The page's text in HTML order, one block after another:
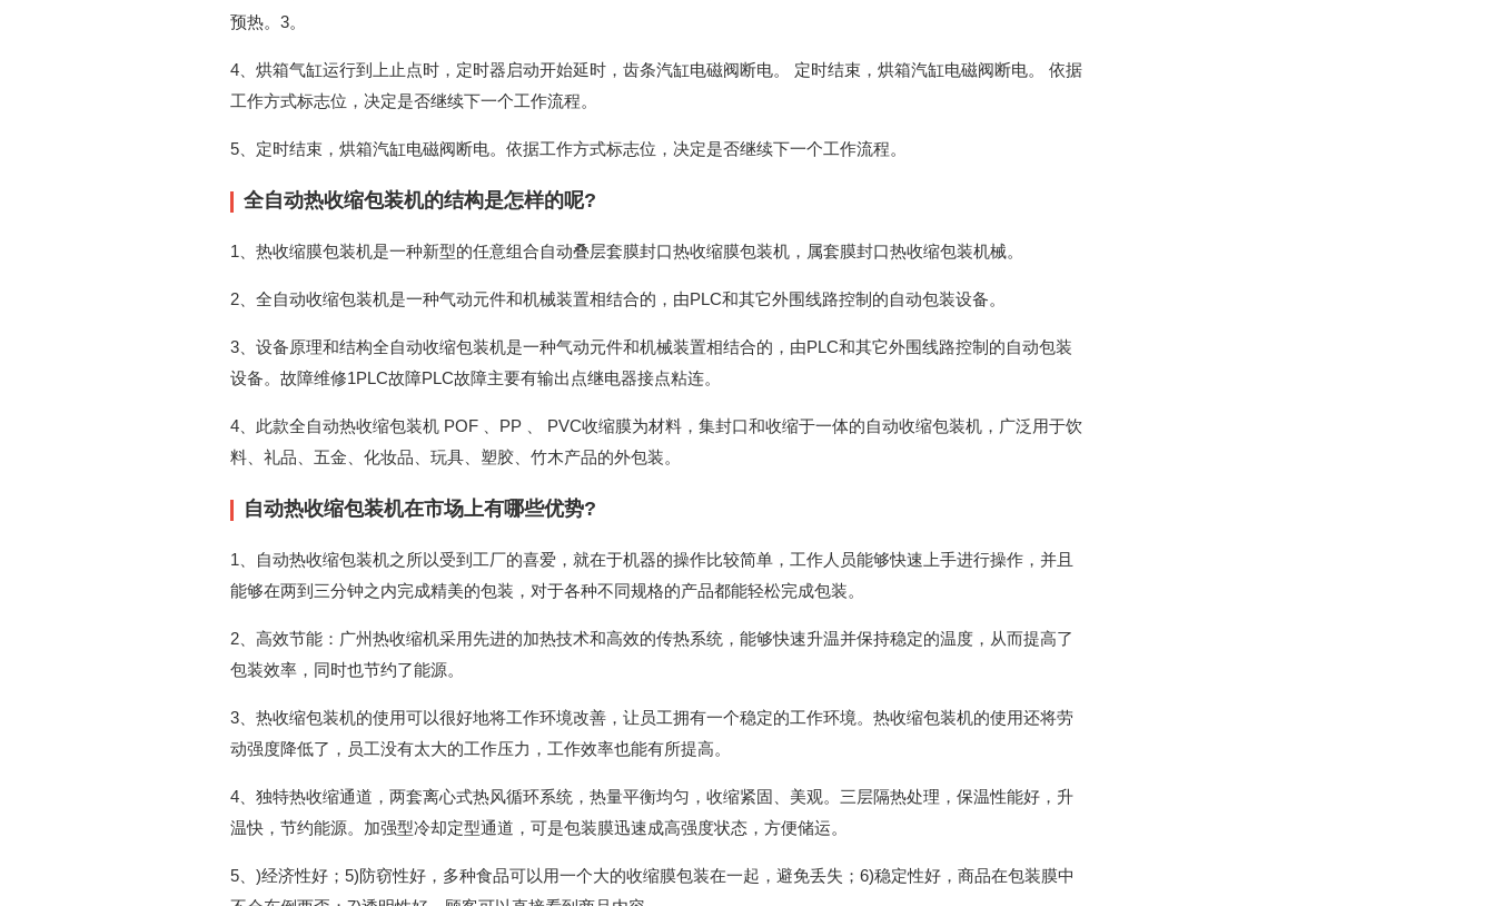
预热。3。
4、烘箱气缸运行到上止点时，定时器启动开始延时，齿条汽缸电磁阀断电。 定时结束，烘箱汽缸电磁阀断电。 依据
工作方式标志位，决定是否继续下一个工作流程。
5、定时结束，烘箱汽缸电磁阀断电。依据工作方式标志位，决定是否继续下一个工作流程。
全自动热收缩包装机的结构是怎样的呢?
1、热收缩膜包装机是一种新型的任意组合自动叠层套膜封口热收缩膜包装机，属套膜封口热收缩包装机械。
2、全自动收缩包装机是一种气动元件和机械装置相结合的，由PLC和其它外围线路控制的自动包装设备。
3、设备原理和结构全自动收缩包装机是一种气动元件和机械装置相结合的，由PLC和其它外围线路控制的自动包装
设备。故障维修1PLC故障PLC故障主要有输出点继电器接点粘连。
4、此款全自动热收缩包装机 POF 、PP 、 PVC收缩膜为材料，集封口和收缩于一体的自动收缩包装机，广泛用于饮
料、礼品、五金、化妆品、玩具、塑胶、竹木产品的外包装。
自动热收缩包装机在市场上有哪些优势?
1、自动热收缩包装机之所以受到工厂的喜爱，就在于机器的操作比较简单，工作人员能够快速上手进行操作，并且
能够在两到三分钟之内完成精美的包装，对于各种不同规格的产品都能轻松完成包装。
2、高效节能：广州热收缩机采用先进的加热技术和高效的传热系统，能够快速升温并保持稳定的温度，从而提高了
包装效率，同时也节约了能源。
3、热收缩包装机的使用可以很好地将工作环境改善，让员工拥有一个稳定的工作环境。热收缩包装机的使用还将劳
动强度降低了，员工没有太大的工作压力，工作效率也能有所提高。
4、独特热收缩通道，两套离心式热风循环系统，热量平衡均匀，收缩紧固、美观。三层隔热处理，保温性能好，升
温快，节约能源。加强型冷却定型通道，可是包装膜迅速成高强度状态，方便储运。
5、)经济性好；5)防窃性好，多种食品可以用一个大的收缩膜包装在一起，避免丢失；6)稳定性好，商品在包装膜中